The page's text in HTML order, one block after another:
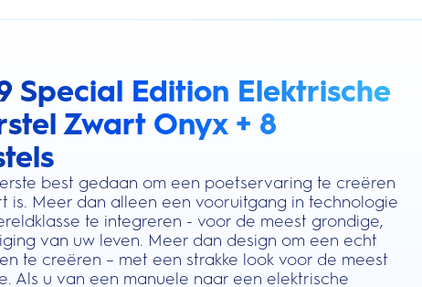
Special Edition Elektrische
Zwart Onyx + 8
best gedaan om een poetservaring te creëren
is. Meer dan alleen een vooruitgang in technologie
te integreren - voor de meest grondige,
van uw leven. Meer dan design om een echt
te creëren – met een strakke look voor de meest
Als u van een manuele naar een elektrische
section